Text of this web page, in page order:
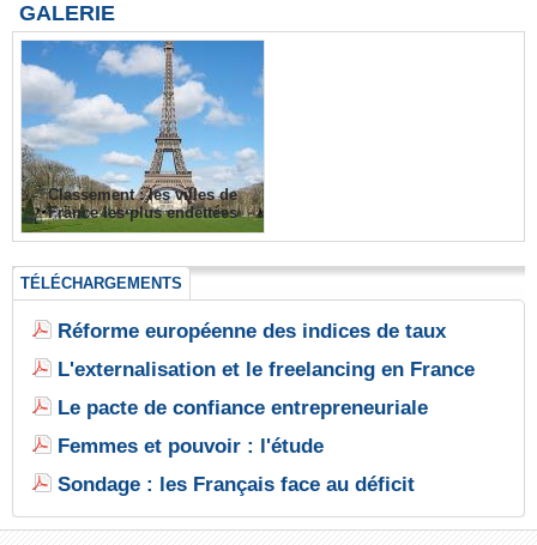
GALERIE
Classement : les villes de
France les plus endettées
TÉLÉCHARGEMENTS
Réforme européenne des indices de taux
L'externalisation et le freelancing en France
Le pacte de confiance entrepreneuriale
Femmes et pouvoir : l'étude
Sondage : les Français face au déficit